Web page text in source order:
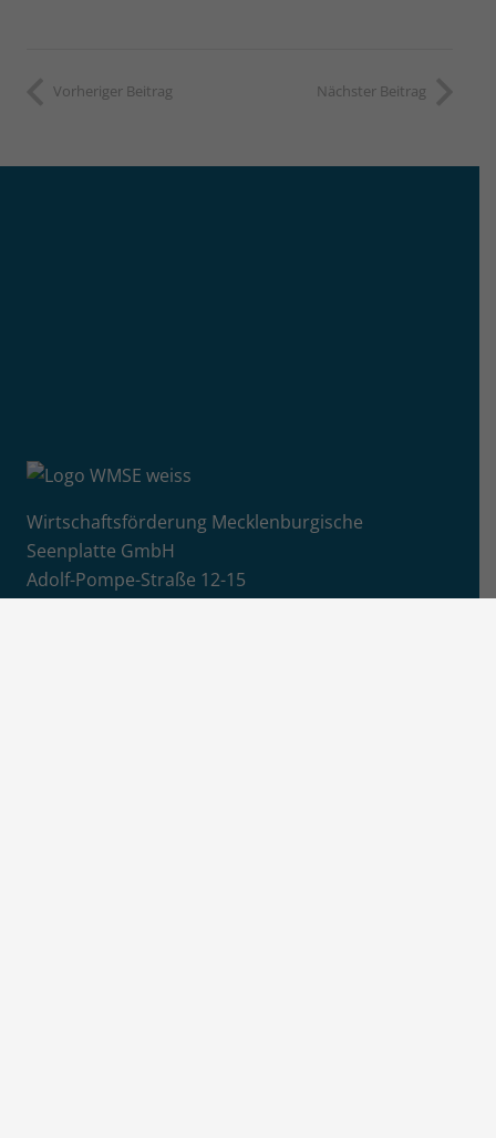
Vorheriger Beitrag Nächster Beitrag
Wirtschaftsförderung Mecklenburgische
Seenplatte GmbH
Adolf-Pompe-Straße 12-15